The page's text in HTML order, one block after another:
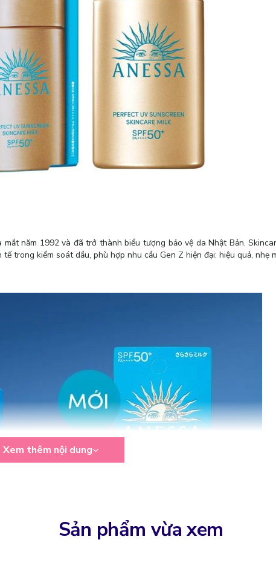
năm 1992 và đã trở thành biểu tượng bảo vệ da Nhật Bản.
trong kiểm soát dầu, phù hợp nhu cầu Gen Z hiện đại: hiệu quả, nhẹ
Xem thêm nội dung
Sản phẩm vừa xem